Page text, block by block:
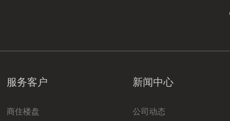
服务客户
商住楼盘
新闻中心
公司动态